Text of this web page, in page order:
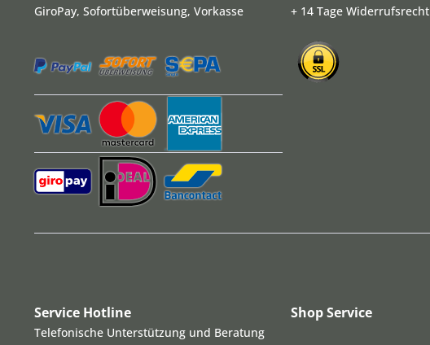
GiroPay, Sofortüberweisung, Vorkasse
+ 14 Tage Widerrufsrecht
Service Hotline
Telefonische Unterstützung und Beratung
Shop Service